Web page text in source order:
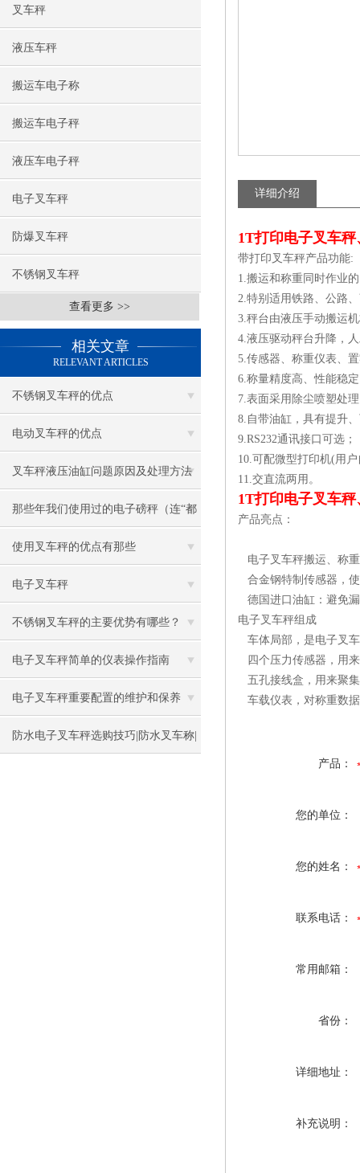
叉车秤
液压车秤
搬运车电子称
搬运车电子秤
液压车电子秤
电子叉车秤
防爆叉车秤
不锈钢叉车秤
查看更多 >>
相关文章
RELEVANT ARTICLES
不锈钢叉车秤的优点
电动叉车秤的优点
叉车秤液压油缸问题原因及处理方法
那些年我们使用过的电子磅秤（连“都
叫兽”都不知道）
使用叉车秤的优点有那些
电子叉车秤
不锈钢叉车秤的主要优势有哪些？
电子叉车秤简单的仪表操作指南
电子叉车秤重要配置的维护和保养
防水电子叉车秤选购技巧|防水叉车称|
详细介绍
1T打印电子叉车
带打印叉车秤产品功能:
1.搬运和称重同时作业
2.特别适用铁路、公路
3.秤台由液压手动搬运
4.液压驱动秤台升降，
5.传感器、称重仪表、
6.称量精度高、性能稳
7.表面采用除尘喷塑处
8.自带油缸，具有提升
9.RS232通讯接口可选；
10.可配微型打印机(用
11.交直流两用。
1T打印电子叉车
产品亮点：
电子叉车秤搬运、称
合金钢特制传感器，
德国进口油缸：避免
电子叉车秤组成
车体局部，是电子叉
四个压力传感器，用
五孔接线盒，用来聚
车载仪表，对称重数
产品：
您的单位：
您的姓名：
联系电话：
常用邮箱：
省份：
详细地址：
补充说明：